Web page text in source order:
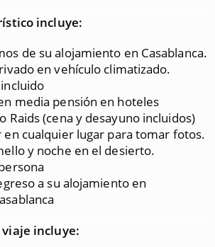
incluye:
de su alojamiento en Casablanca.
en vehículo climatizado.
incluido
media pensión en hoteles
Raids (cena y desayuno incluidos)
en cualquier lugar para tomar fotos.
y noche en el desierto.
a su alojamiento en
incluye: